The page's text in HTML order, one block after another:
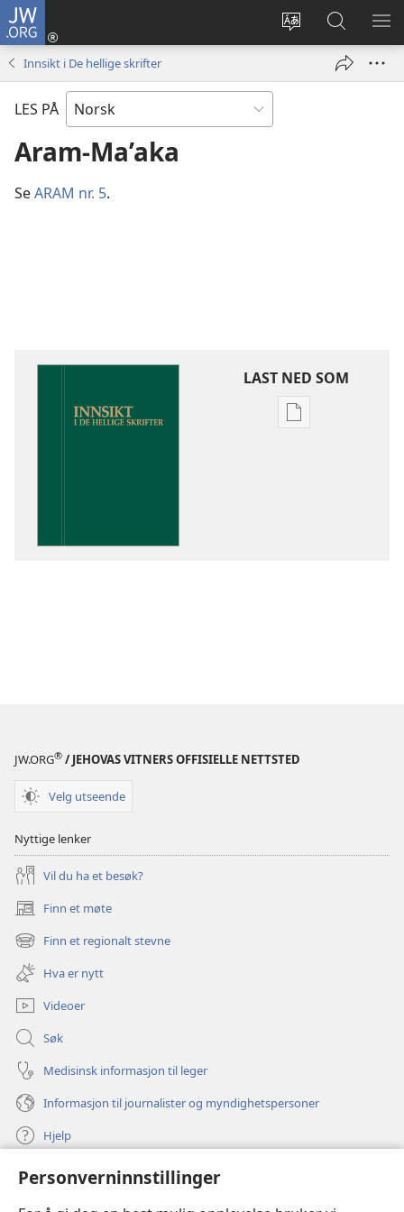
Personverninnstillinger
JW.ORG
Endre
Logg
inn
vindu)
Søk
på
JW.ORG
VIS
Innsikt i De hellige skrifter
LES PÅ
Aram-Ma’aka
SeARAM nr. 5.
LAST NED SOM
JW.ORG® / JEHOVAS VITNERS OFFISIELLE NETTSTED
Velg utseende
Nyttige lenker
Vil du ha et besøk?
Finn et møte
(åpner
nytt
vindu)
Finn et regionalt stevne
(åpner
nytt
vindu)
Hva er nytt
Videoer
Søk
Medisinsk informasjon til leger
Informasjon til journalister og myndighetspersoner
Hjelp
Bidrag
(åpner
nytt